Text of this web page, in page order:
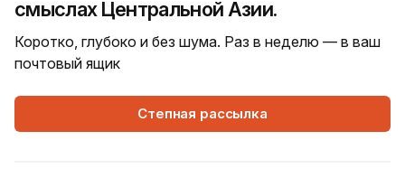
смыслах Центральной Азии.
Коротко, глубоко и без шума. Раз в неделю — в ваш
почтовый ящик
Степная рассылка